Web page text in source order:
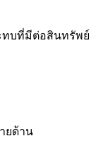
ทบที่มีต่อสินทรัพย์
ยด้าน